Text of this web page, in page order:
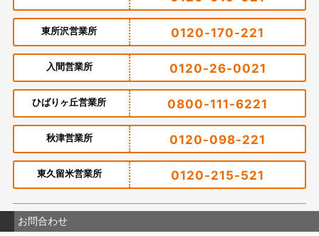
東所沢営業所 0120-170-221
入間営業所 0120-26-0021
ひばりヶ丘営業所 0800-111-6221
秋津営業所 0120-098-221
東久留米営業所 0120-215-521
お問合わせ